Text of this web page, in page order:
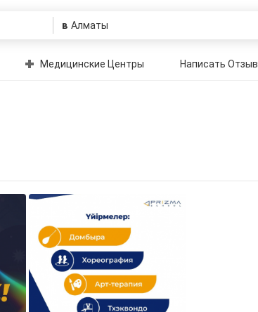
в
Медицинские Центры Написать Отзыв